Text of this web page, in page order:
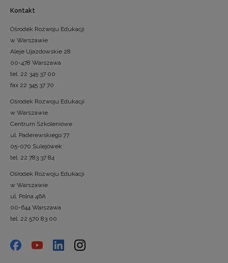
Kontakt
Ośrodek Rozwoju Edukacji
w Warszawie
Aleje Ujazdowskie 28
00-478 Warszawa
tel. 22 345 37 00
fax 22 345 37 70
Ośrodek Rozwoju Edukacji
w Warszawie
Centrum Szkoleniowe
ul. Paderewskiego 77
05-070 Sulejówek
tel. 22 783 37 84
Ośrodek Rozwoju Edukacji
w Warszawie
ul. Polna 46A
00-644 Warszawa
tel. 22 570 83 00